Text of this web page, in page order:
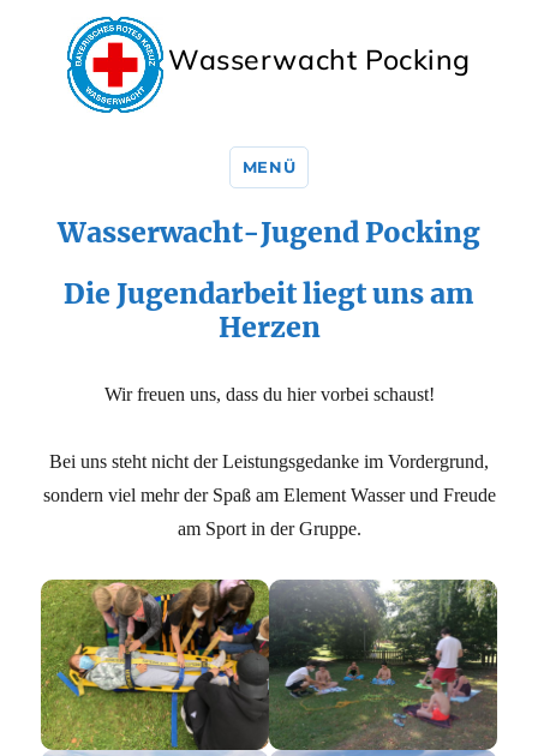
Wasserwacht Pocking
MENÜ
Wasserwacht-Jugend Pocking
Die Jugendarbeit liegt uns am
Herzen
Wir freuen uns, dass du hier vorbei schaust!
Bei uns steht nicht der Leistungsgedanke im Vordergrund,
sondern viel mehr der Spaß am Element Wasser und Freude
am Sport in der Gruppe.